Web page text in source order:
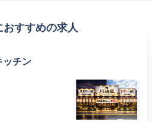
おすすめの求人
ッチン